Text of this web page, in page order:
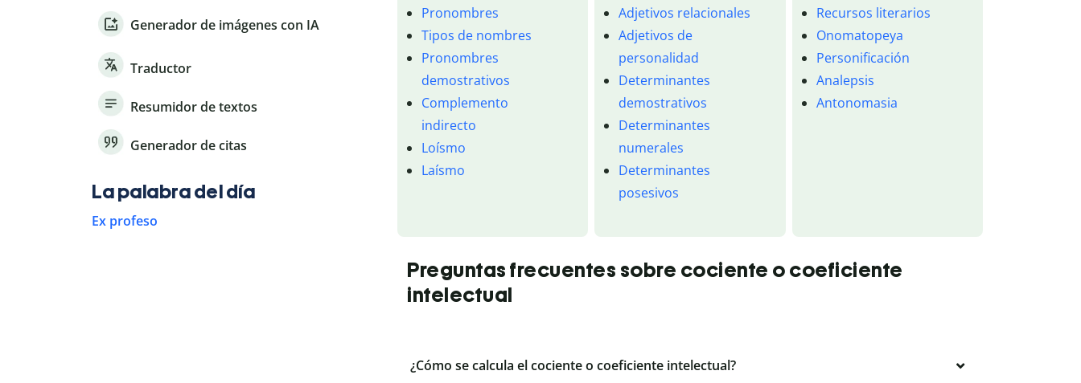
Pronombres
Tipos de nombres
Pronombres
demostrativos
Complemento
indirecto
Loísmo
Laísmo
Adjetivos relacionales
Adjetivos de
personalidad
Determinantes
demostrativos
Determinantes
numerales
Determinantes
posesivos
Recursos literarios
Onomatopeya
Personificación
Analepsis
Antonomasia
Preguntas frecuentes sobre cociente o coeficiente
intelectual
¿Cómo se calcula el cociente o coeficiente intelectual?
Generador de imágenes con IA
Traductor
Resumidor de textos
Generador de citas
La palabra del día
Ex profeso